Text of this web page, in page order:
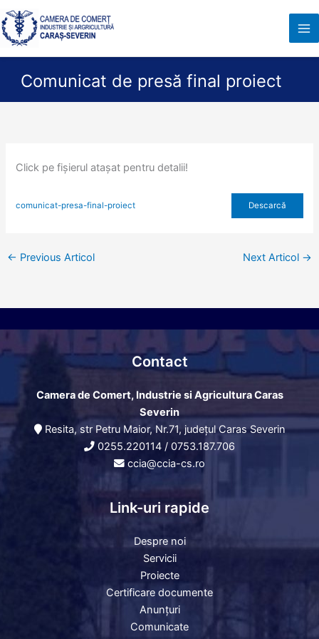
Skip
to
content
Comunicat de presă final proiect
Click pe fișierul atașat pentru detalii!
comunicat-presa-final-proiect Descarcă
← Previous Articol Next Articol →
Contact
Camera de Comert, Industrie si Agricultura Caras
Severin
Resita, str Petru Maior, Nr.71, județul Caras Severin
0255.220114 / 0753.187.706
ccia@ccia-cs.ro
Link-uri rapide
Despre noi
Servicii
Proiecte
Certificare documente
Anunțuri
Comunicate